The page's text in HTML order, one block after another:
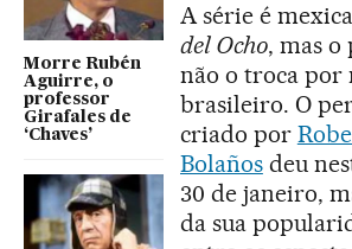
Morre Rubén
Aguirre, o
professor
Girafales de
‘Chaves’
A série é
del Ocho, mas o
não o troca por
brasileiro. O
criado por
Bolañosdeu
30 de janeiro,
da sua